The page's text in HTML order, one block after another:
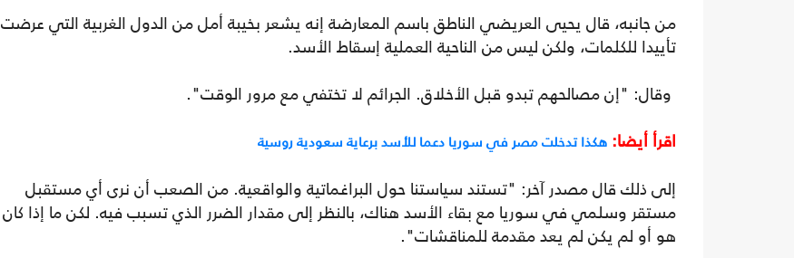
من جانبه، قال يحيى العريضي الناطق باسم المعارضة إنه يشعر بخيبة أمل من الدول الغربية التي عرضت
تأييدا للكلمات، ولكن ليس من الناحية العملية إسقاط الأسد.
وقال: "إن مصالحهم تبدو قبل الأخلاق. الجرائم لا تختفي مع مرور الوقت".
اقرأ أيضا: هكذا تدخلت مصر في سوريا دعما للأسد برعاية سعودية روسية
إلى ذلك قال مصدر آخر: "تستند سياستنا حول البراغماتية والواقعية. من الصعب أن نرى أي مستقبل
مستقر وسلمي في سوريا مع بقاء الأسد هناك، بالنظر إلى مقدار الضرر الذي تسبب فيه. لكن ما إذا كان
هو أو لم يكن لم يعد مقدمة للمناقشات".